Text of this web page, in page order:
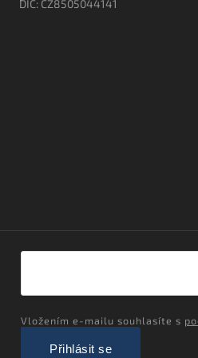
DIČ: CZ8505044141
Vložením e-mailu souhlasíte s
Přihlásit se